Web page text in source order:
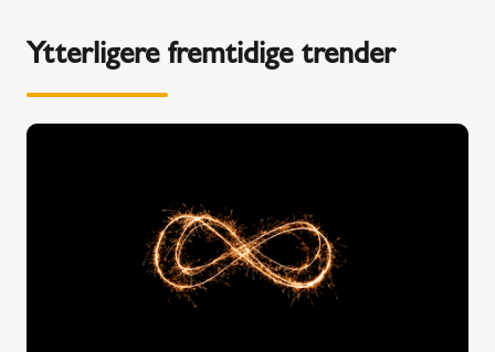
Ytterligere fremtidige trender